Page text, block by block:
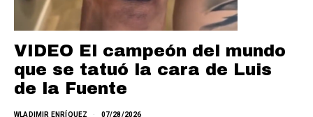
VIDEO El campeón del mundo
que se tatuó la cara de Luis
de la Fuente
WLADIMIR ENRÍQUEZ 07/28/2026